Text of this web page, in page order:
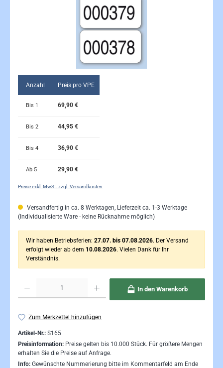
Anzahl Preis pro VPE
Bis 1 69,90 €
Bis 2 44,95 €
Bis 4 36,90 €
Ab 5 29,90 €
Preise exkl. MwSt. zzgl. Versandkosten
Versandfertig in ca. 8 Werktagen, Lieferzeit ca. 1-3 Werktage
(Individualisierte Ware - keine Rücknahme möglich)
Wir haben Betriebsferien: 27.07. bis 07.08.2026. Der Versand
erfolgt wieder ab dem 10.08.2026. Vielen Dank für Ihr
Verständnis.
In den Warenkorb
Zum Merkzettel hinzufügen
Artikel-Nr.: S165
Preisinformation: Preise gelten bis 10.000 Stück. Für größere Mengen
erhalten Sie die Preise auf Anfrage.
Info: Gewünschte Nummerierung bitte im Kommentarfeld am Ende